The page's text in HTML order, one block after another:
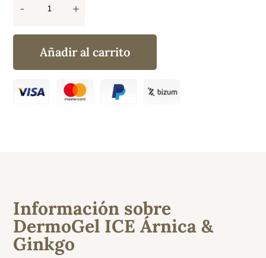
-
DermoGel
Ginkgo
+
Añadir al carrito
Información sobre
DermoGel ICE Árnica &
Ginkgo